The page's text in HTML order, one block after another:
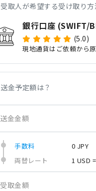
受取人が希望する受け取り方
銀行口座 (SWIFT/
(5.0)
現地通貨はご依頼から
送金予定額は？
送金金額
手数料
0 JPY
両替レート
1 USD
受取金額